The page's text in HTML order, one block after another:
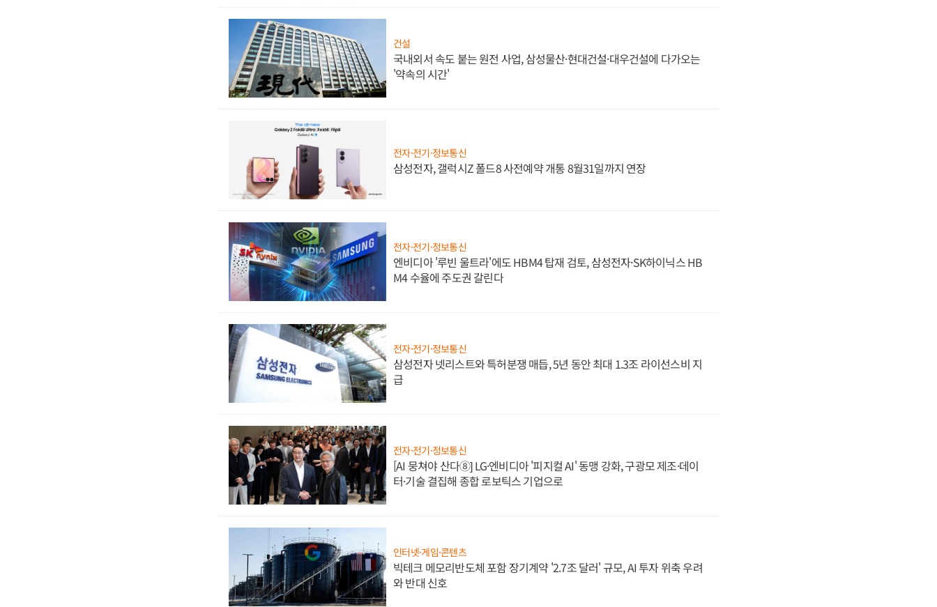
건설
국내외서 속도 붙는 원전 사업, 삼성물산·현대건설·대우건설에 다가오는
'약속의 시간'
전자·전기·정보통신
삼성전자, 갤럭시Z 폴드8 사전예약 개통 8월31일까지 연장
전자·전기·정보통신
엔비디아 '루빈 울트라'에도 HBM4 탑재 검토, 삼성전자·SK하이닉스 HB
M4 수율에 주도권 갈린다
전자·전기·정보통신
삼성전자 넷리스트와 특허분쟁 매듭, 5년 동안 최대 1.3조 라이선스비 지
급
전자·전기·정보통신
[AI 뭉쳐야 산다⑧] LG·엔비디아 '피지컬 AI' 동맹 강화, 구광모 제조·데이
터·기술 결집해 종합 로보틱스 기업으로
인터넷·게임·콘텐츠
빅테크 메모리반도체 포함 장기계약 '2.7조 달러' 규모, AI 투자 위축 우려
와 반대 신호